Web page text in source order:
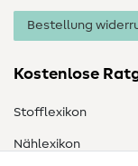
Bestellung
Kostenlose
Stofflexikon
Nählexikon